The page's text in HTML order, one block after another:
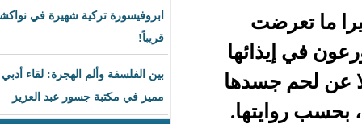
ابروفيسورة تركية شهيرة في نواكشوط
بين الفلسفة وألم الهجرة: لقاء أدبي
مميز في مكتبة جسور عبد العزيز